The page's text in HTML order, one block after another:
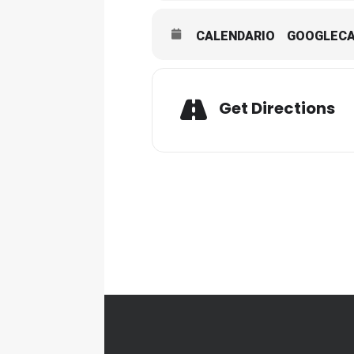
CALENDARIO
Get Directions